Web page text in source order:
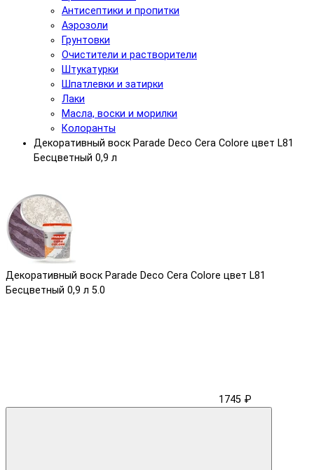
Антисептики и пропитки
Аэрозоли
Грунтовки
Очистители и растворители
Штукатурки
Шпатлевки и затирки
Лаки
Масла, воски и морилки
Колоранты
Декоративный воск Parade Deco Cera Colore цвет L81
Бесцветный 0,9 л
Декоративный воск Parade Deco Cera Colore цвет L81
Бесцветный 0,9 л 5.0
1745 ₽